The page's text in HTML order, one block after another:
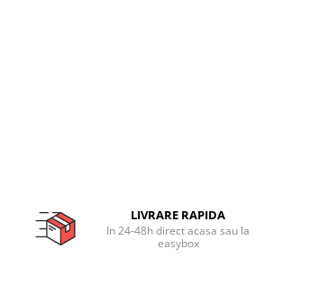
LIVRARE RAPIDA
In 24-48h direct acasa sau la
easybox